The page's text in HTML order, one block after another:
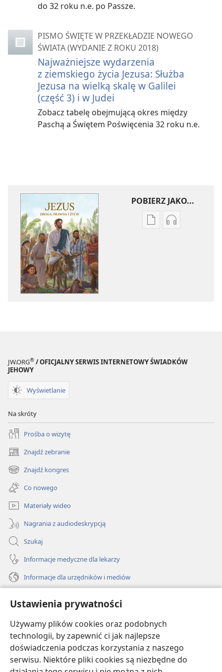
Ustawienia prywatności
Używamy plików cookies oraz podobnych
technologii, by zapewnić ci jak najlepsze
doświadczenia podczas korzystania z naszego
serwisu. Niektóre pliki cookies są niezbędne do
do 32 roku n.e. po Passze.
PISMO ŚWIĘTE W PRZEKŁADZIE NOWEGO
ŚWIATA (WYDANIE Z ROKU 2018)
Najważniejsze wydarzenia
z ziemskiego życia Jezusa: Służba
Jezusa na wielką skalę w Galilei
(część 3) i w Judei
Zobacz tabelę obejmującą okres między
Paschą a Świętem Poświęcenia 32 roku n.e.
POBIERZ JAKO...
UstawieniaUstawienia
JW.ORG® / OFICJALNY SERWIS INTERNETOWY ŚWIADKÓW
JEHOWY
Wyświetlanie
Na skróty
Prośba o wizytę
Znajdź zebranie
(opens
new
window)
Znajdź kongres
(opens
new
window)
Co nowego
Materiały wideo
Nagrania z audiodeskrypcją
Szukaj
Informacje medyczne dla lekarzy
Informacje dla urzędników i mediów
Darowizny
(opens
new
window)BIBLIOTEKA INTERNETOWA Strażnicy
(opens
new
JW Hub